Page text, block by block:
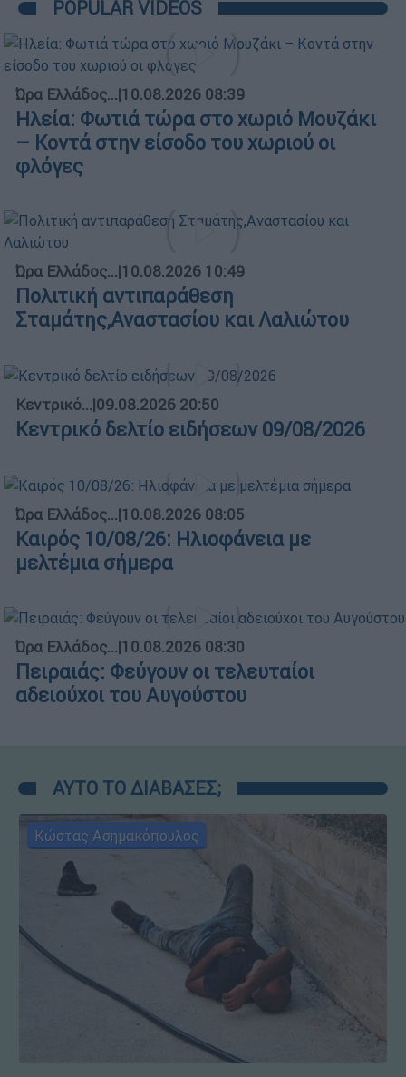
POPULAR VIDEOS
Ώρα Ελλάδος...|10.08.2026 08:39
Ηλεία: Φωτιά τώρα στο χωριό Μουζάκι
– Κοντά στην είσοδο του χωριού οι
φλόγες
Ώρα Ελλάδος...|10.08.2026 10:49
Πολιτική αντιπαράθεση
Σταμάτης,Αναστασίου και Λαλιώτου
Κεντρικό...|09.08.2026 20:50
Κεντρικό δελτίο ειδήσεων 09/08/2026
Ώρα Ελλάδος...|10.08.2026 08:05
Καιρός 10/08/26: Ηλιοφάνεια με
μελτέμια σήμερα
Ώρα Ελλάδος...|10.08.2026 08:30
Πειραιάς: Φεύγουν οι τελευταίοι
αδειούχοι του Αυγούστου
ΑΥΤΟ ΤΟ ΔΙΑΒΑΣΕΣ;
Κώστας Ασημακόπουλος